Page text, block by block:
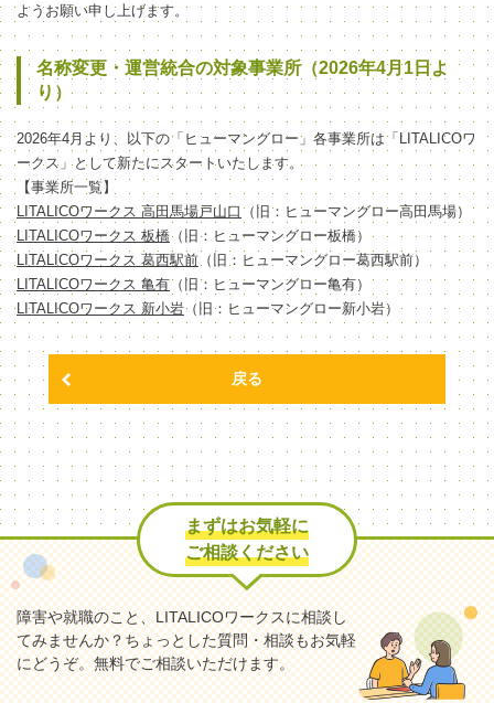
ようお願い申し上げます。
名称変更・運営統合の対象事業所（2026年4月1日よ
り）
2026年4月より、以下の「ヒューマングロー」各事業所は「LITALICOワ
ークス」として新たにスタートいたします。
【事業所一覧】
LITALICOワークス 高田馬場戸山口 （旧：ヒューマングロー高田馬場）
LITALICOワークス 板橋（旧：ヒューマングロー板橋）
LITALICOワークス 葛西駅前 （旧：ヒューマングロー葛西駅前）
LITALICOワークス 亀有（旧：ヒューマングロー亀有）
LITALICOワークス 新小岩（旧：ヒューマングロー新小岩）
戻る
まずはお気軽に
ご相談ください
障害や就職のこと、LITALICOワークスに相談し
てみませんか？ちょっとした質問・相談もお気軽
にどうぞ。無料でご相談いただけます。